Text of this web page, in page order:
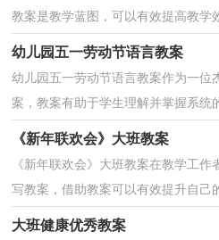
教案是教学蓝图，可以有效提高教学
怎么写？以下是小编整理的中小学卫
幼儿园五一劳动节语言教案
幼儿园五一劳动节语言教案作为一位
案，教案有助于学生理解并掌握系统
面是小编为大家整理的幼儿园五一劳
《新年联欢会》大班教案
《新年联欢会》大班教案在教学工
写教案，借助教案可以有效提升自己
下面是小编精心整理的《新年联欢会
大班健康优秀教案